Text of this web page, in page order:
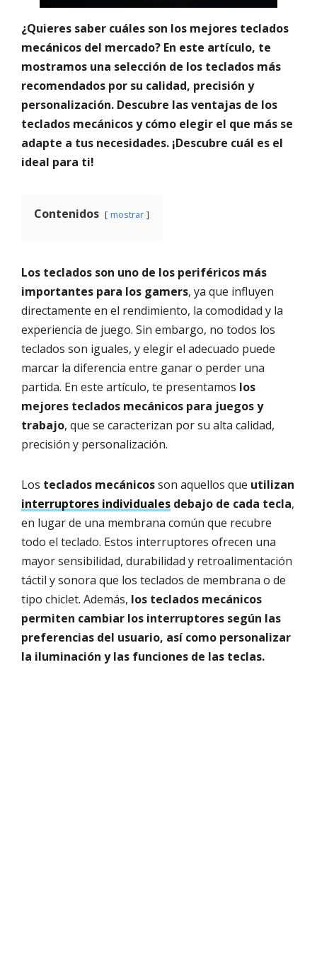
¿Quieres saber cuáles son los mejores teclados
mecánicos del mercado? En este artículo, te
mostramos una selección de los teclados más
recomendados por su calidad, precisión y
personalización. Descubre las ventajas de los
teclados mecánicos y cómo elegir el que más se
adapte a tus necesidades. ¡Descubre cuál es el
ideal para ti!
Contenidos mostrar
Los teclados son uno de los periféricos más
importantes para los gamers, ya que influyen
directamente en el rendimiento, la comodidad y la
experiencia de juego. Sin embargo, no todos los
teclados son iguales, y elegir el adecuado puede
marcar la diferencia entre ganar o perder una
partida. En este artículo, te presentamos los
mejores teclados mecánicos para juegos y
trabajo, que se caracterizan por su alta calidad,
precisión y personalización.
Los teclados mecánicosson aquellos que utilizan
interruptores individuales debajo de cada tecla,
en lugar de una membrana común que recubre
todo el teclado. Estos interruptores ofrecen una
mayor sensibilidad, durabilidad y retroalimentación
táctil y sonora que los teclados de membrana o de
tipo chiclet. Además, los teclados mecánicos
permiten cambiar los interruptores según las
preferencias del usuario, así como personalizar
la iluminación y las funciones de las teclas.